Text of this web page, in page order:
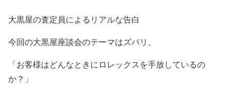
大黒屋の査定員によるリアルな告白
今回の大黒屋座談会のテーマはズバリ、
「お客様はどんなときにロレックスを手放しているの
か？」